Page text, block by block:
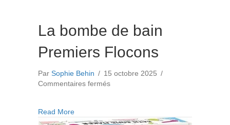
La bombe de bain
Premiers Flocons
Par Sophie Behin / 15 octobre 2025 /
Commentaires ferméssur
Read Moreabout La bombe de bain Premiers Flocons